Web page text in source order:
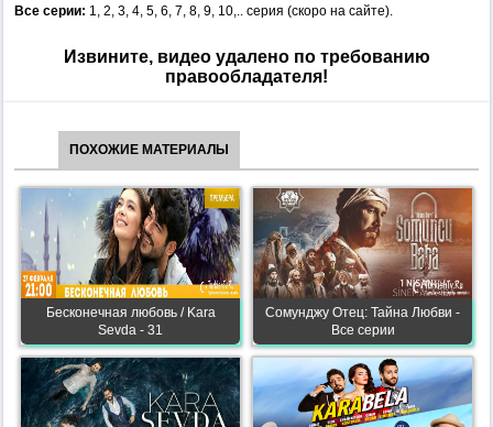
Все серии: 1, 2, 3, 4, 5, 6, 7, 8, 9, 10,.. серия (скоро на сайте).
Извините, видео удалено по требованию
правообладателя!
ПОХОЖИЕ МАТЕРИАЛЫ
Бесконечная любовь / Kara
Sevda - 31
Сомунджу Отец: Тайна Любви -
Все серии